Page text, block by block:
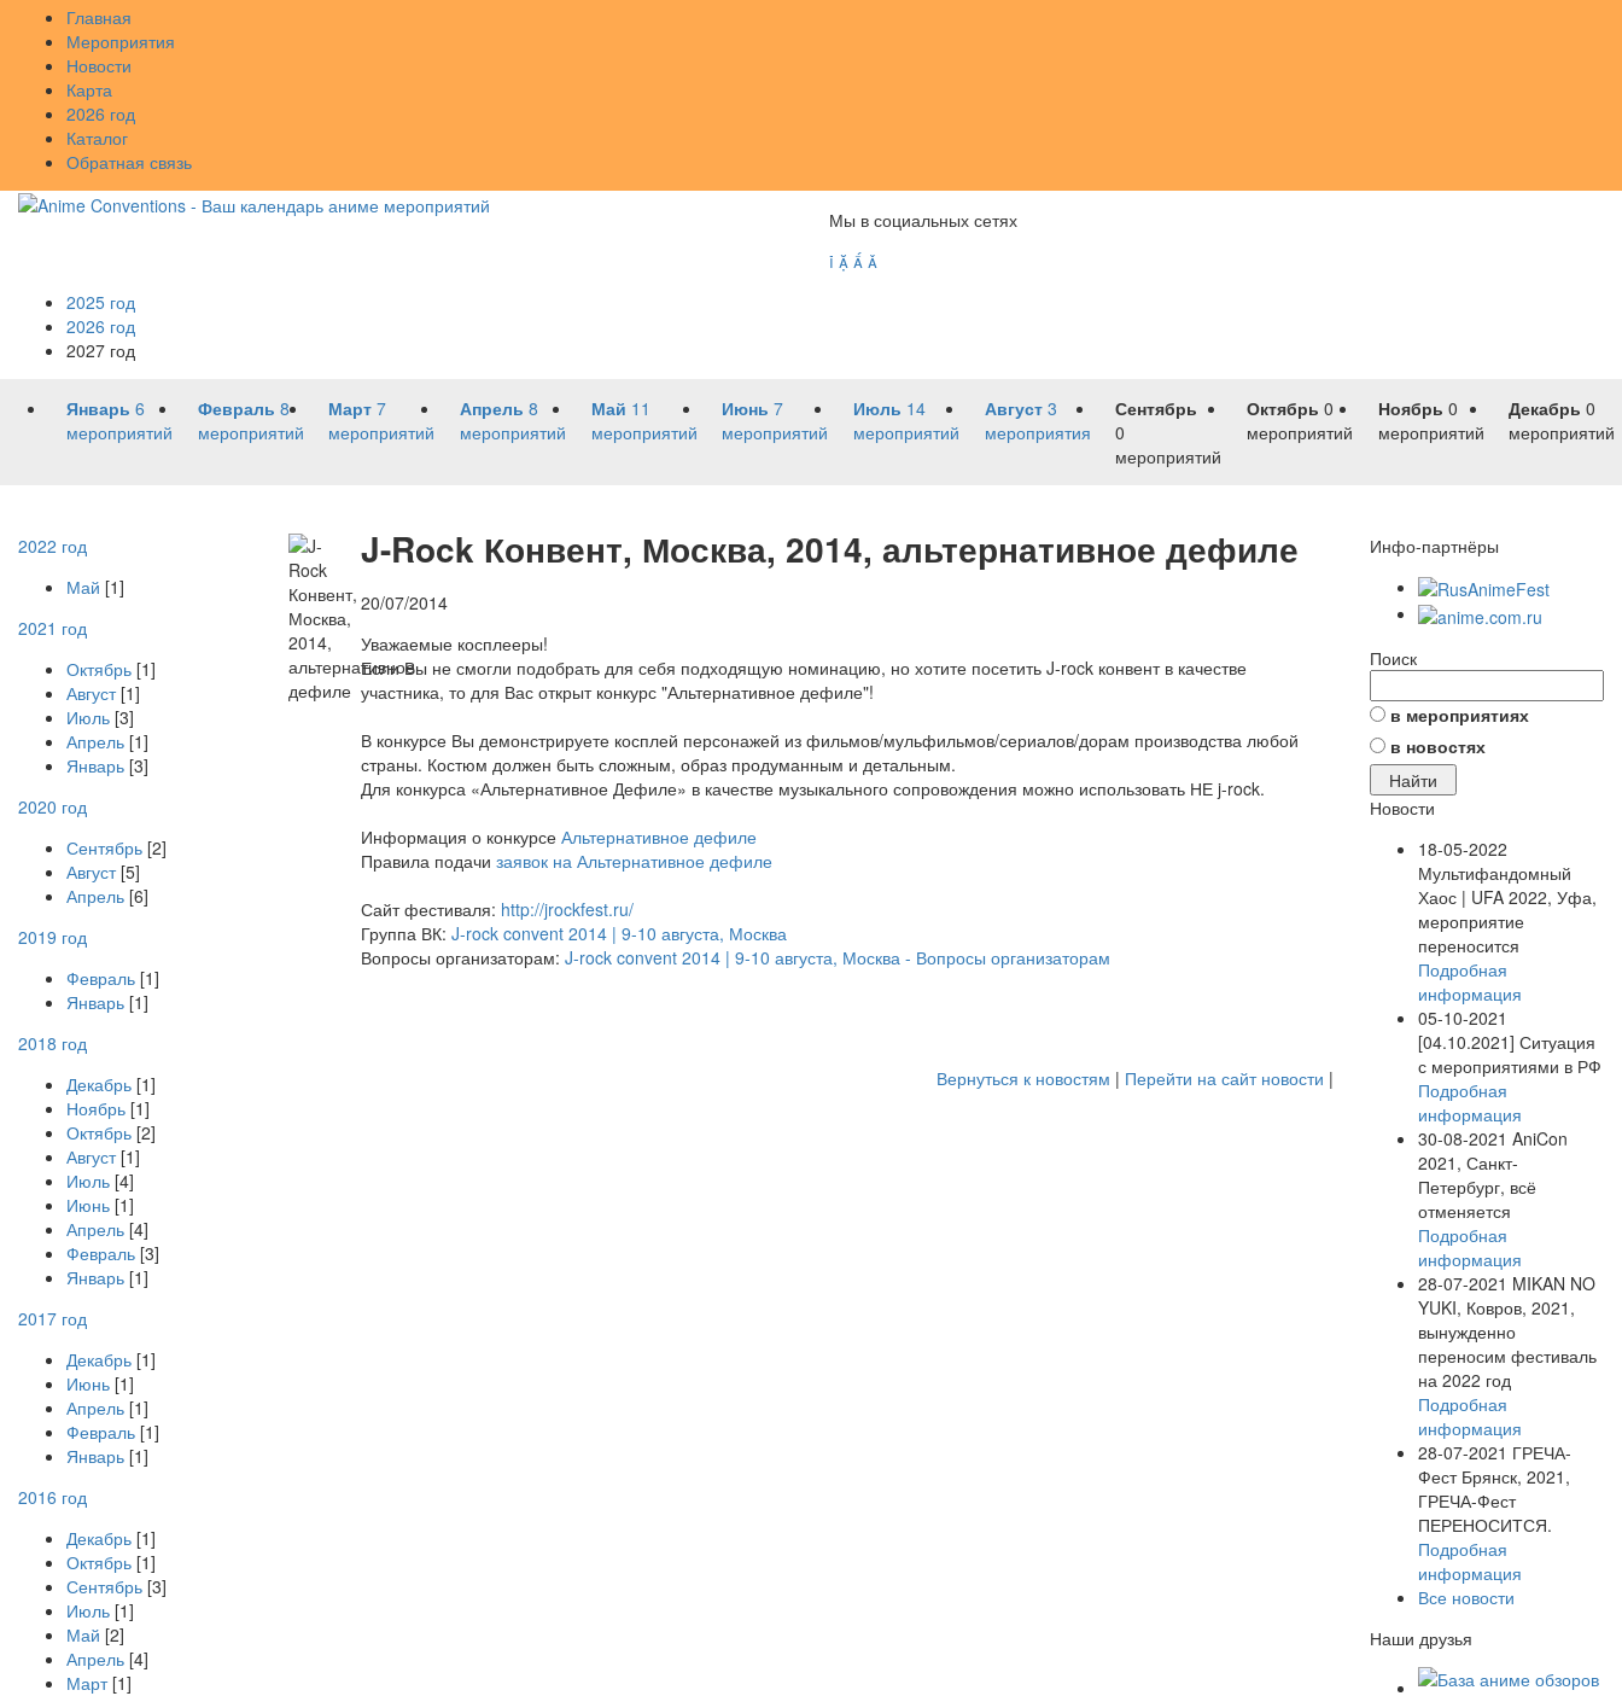
Главная
Мероприятия
Новости
Карта
2026 год
Каталог
Обратная связь
Мы в социальных сетях
   
2025 год
2026 год
2027 год
Январь 6
мероприятий
Февраль 8
мероприятий
Март 7
мероприятий
Апрель 8
мероприятий
Май 11
мероприятий
Июнь 7
мероприятий
Июль 14
мероприятий
Август 3
мероприятия
Сентябрь
0
мероприятий
Октябрь 0
мероприятий
Ноябрь 0
мероприятий
Декабрь 0
мероприятий
2022 год
Май [1]
2021 год
Октябрь [1]
Август[1]
Июль [3]
Апрель [1]
Январь [3]
2020 год
Сентябрь [2]
Август[5]
Апрель [6]
2019 год
Февраль [1]
Январь [1]
2018 год
Декабрь [1]
Ноябрь [1]
Октябрь [2]
Август[1]
Июль [4]
Июнь [1]
Апрель [4]
Февраль [3]
Январь [1]
2017 год
Декабрь [1]
Июнь [1]
Апрель [1]
Февраль [1]
Январь [1]
2016 год
Декабрь [1]
Октябрь [1]
Сентябрь [3]
Июль [1]
Май [2]
Апрель [4]
Март[1]
J-Rock Конвент, Москва, 2014, альтернативное дефиле
20/07/2014
Уважаемые косплееры!
Если Вы не смогли подобрать для себя подходящую номинацию, но хотите посетить J-rock конвент в качестве
участника, то для Вас открыт конкурс "Альтернативное дефиле"!
В конкурсе Вы демонстрируете косплей персонажей из фильмов/мульфильмов/сериалов/дорам производства любой
страны. Костюм должен быть сложным, образ продуманным и детальным.
Для конкурса «Альтернативное Дефиле» в качестве музыкального сопровождения можно использовать НЕ j-rock.
Информация о конкурсе Альтернативное дефиле
Правила подачи заявок на Альтернативное дефиле
Сайт фестиваля: http://jrockfest.ru/
Группа ВК: J-rock convent 2014 | 9-10 августа, Москва
Вопросы организаторам: J-rock convent 2014 | 9-10 августа, Москва - Вопросы организаторам
Вернуться к новостям | Перейти на сайт новости |
Инфо-партнёры
Поиск
в мероприятиях
в новостях
Новости
18-05-2022
Мультифандомный
Хаос | UFA 2022, Уфа,
мероприятие
переносится
Подробная
информация
05-10-2021
[04.10.2021] Ситуация
с мероприятиями в РФ
Подробная
информация
30-08-2021 AniCon
2021, Санкт-
Петербург, всё
отменяется
Подробная
информация
28-07-2021 MIKAN NO
YUKI, Ковров, 2021,
вынужденно
переносим фестиваль
на 2022 год
Подробная
информация
28-07-2021 ГРЕЧА-
Фест Брянск, 2021,
ГРЕЧА-Фест
ПЕРЕНОСИТСЯ.
Подробная
информация
Все новости
Наши друзья